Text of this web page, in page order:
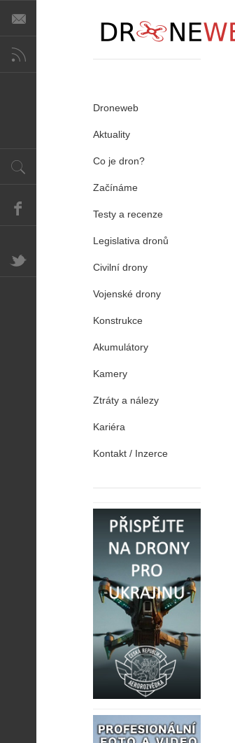
Droneweb
Aktuality
Co je dron?
Začínáme
Testy a recenze
Legislativa dronů
Civilní drony
Vojenské drony
Konstrukce
Akumulátory
Kamery
Ztráty a nálezy
Kariéra
Kontakt / Inzerce